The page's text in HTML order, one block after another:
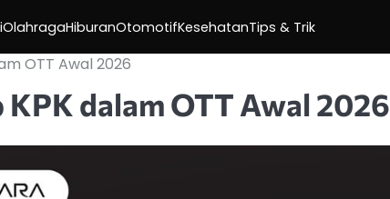
OlahragaHiburanOtomotifKesehatanTips & Trik
OTT Awal 2026
dalam OTT Awal 2026